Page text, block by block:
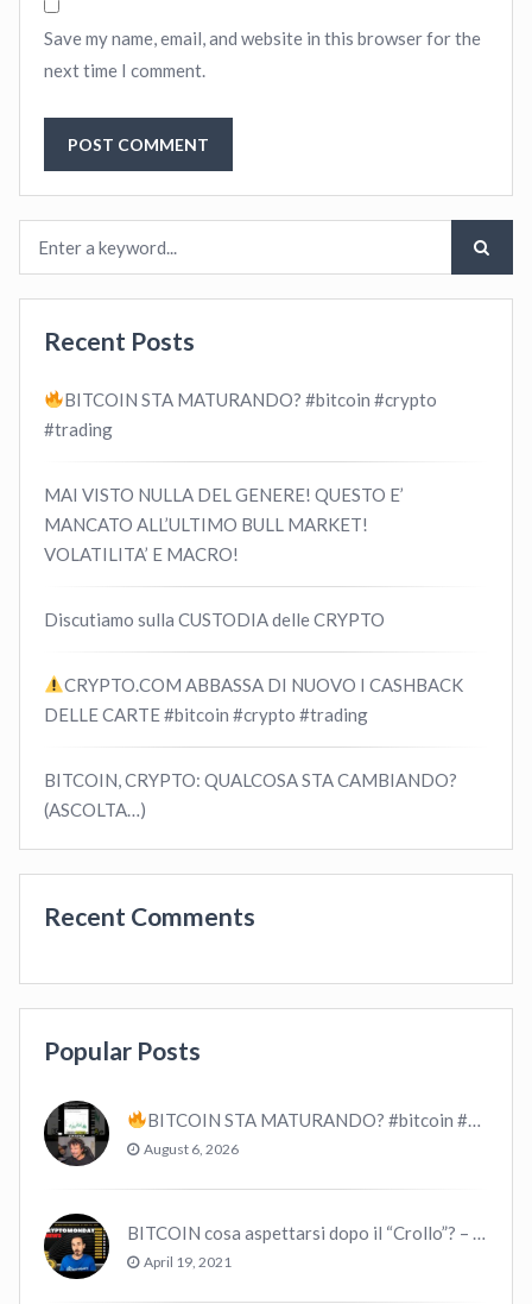
Save my name, email, and website in this browser for the
next time I comment.
Recent Posts
BITCOIN STA MATURANDO? #bitcoin #crypto
#trading
MAI VISTO NULLA DEL GENERE! QUESTO E’
MANCATO ALL’ULTIMO BULL MARKET!
VOLATILITA’ E MACRO!
Discutiamo sulla CUSTODIA delle CRYPTO
CRYPTO.COM ABBASSA DI NUOVO I CASHBACK
DELLE CARTE #bitcoin #crypto #trading
BITCOIN, CRYPTO: QUALCOSA STA CAMBIANDO?
(ASCOLTA…)
Recent Comments
Popular Posts
BITCOIN STA MATURANDO? #bitcoin #crypto #trading
August 6, 2026
BITCOIN cosa aspettarsi dopo il “Crollo”? – CryptoMonday NEWS w16/’21
April 19, 2021